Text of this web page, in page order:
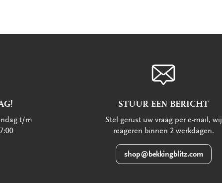
t/m
STUUR EEN BERICHT
Stel gerust uw vraag per e-mail, wij
reageren binnen 2 werkdagen.
shop@bekkingblitz.com